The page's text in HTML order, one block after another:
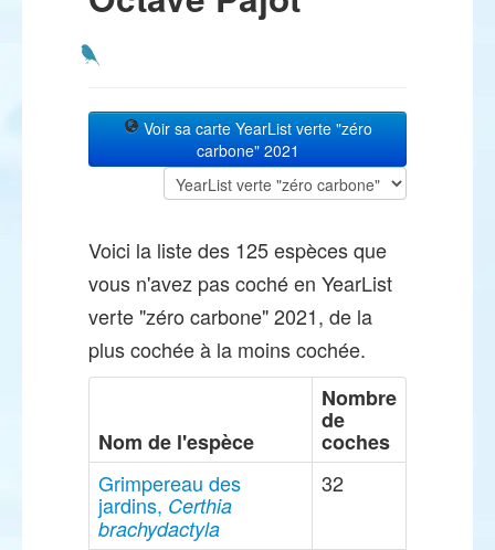
Voir sa carte YearList verte "zéro
carbone" 2021
Voici la liste des 125 espèces que
vous n'avez pas coché en YearList
verte "zéro carbone" 2021, de la
plus cochée à la moins cochée.
Nom de l'espèce
Nombre
de
coches
Grimpereau des
jardins, Certhia
brachydactyla
32